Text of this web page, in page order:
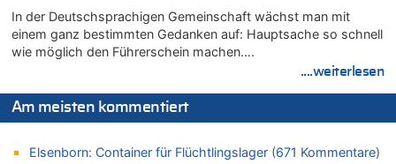
Zweite Hitzewelle in diesem Sommer ist jetzt amtlich
06.08.2026 - 10:18 von Dax zu
Wasserstand des Rheins in NRW so niedrig wie noch nie
Wasserstand des Rheins in NRW so niedrig wie noch nie
Wasserstand des Rheins in NRW so niedrig wie noch nie
In der Deutschsprachigen Gemeinschaft wächst man mit
einem ganz bestimmten Gedanken auf: Hauptsache so schnell
wie möglich den Führerschein machen….
....weiterlesen
Am meisten kommentiert
Elsenborn: Container für Flüchtlingslager (671 Kommentare)